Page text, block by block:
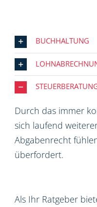
BUCHHALTUNG
Durch das immer
sich laufend
Abgabenrecht
überfordert.
Als Ihr Ratgeber